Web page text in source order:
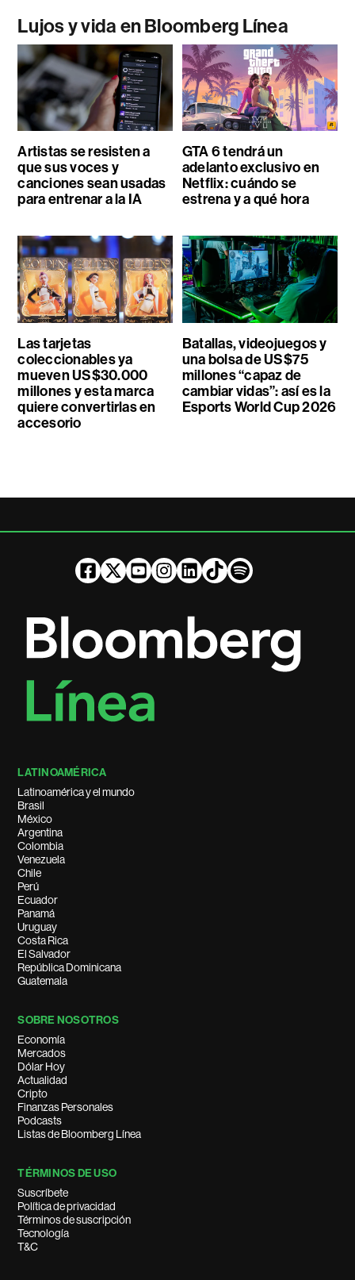
Lujos y vida en Bloomberg Línea
Artistas se resisten a
que sus voces y
canciones sean usadas
para entrenar a la IA
GTA 6 tendrá un
adelanto exclusivo en
Netflix: cuándo se
estrena y a qué hora
Las tarjetas
coleccionables ya
mueven US$30.000
millones y esta marca
quiere convertirlas en
accesorio
Batallas, videojuegos y
una bolsa de US$75
millones “capaz de
cambiar vidas”: así es la
Esports World Cup 2026
LATINOAMÉRICA
Latinoamérica y el mundo
Brasil
México
Argentina
Colombia
Venezuela
Chile
Perú
Ecuador
Panamá
Uruguay
Costa Rica
El Salvador
República Dominicana
Guatemala
SOBRE NOSOTROS
Economía
Mercados
Dólar Hoy
Actualidad
Cripto
Finanzas Personales
Podcasts
Listas de Bloomberg Línea
TÉRMINOS DE USO
Suscríbete
Política de privacidad
Términos de suscripción
Tecnología
T&C